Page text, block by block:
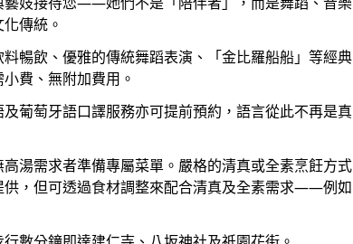
的日式懷石晚宴與暢飲服務，欣
金比羅船船」等經典座敷遊戲，
以及京都花街延續數百年的傳統
傳統。
暢飲、優雅的傳統舞蹈表演、「金比羅船船」等經典
費、無附加費用。
葡萄牙語口譯服務亦可提前預約，語言從此不再是真
湯需求者準備專屬菜單。嚴格的清真或全素烹飪方式
供，但可透過食材調整來配合清真及全素需求——例如